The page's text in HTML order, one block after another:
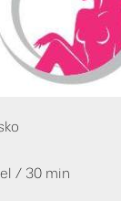
/ 30 min